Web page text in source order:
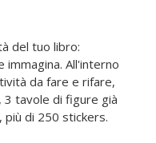
del tuo libro:
immagina. All'interno
da fare e rifare,
3 tavole di figure già
più di 250 stickers.